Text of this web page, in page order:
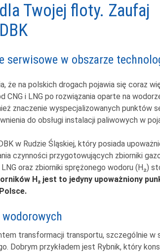
Twojej floty. Zaufaj
serwisowe w obszarze
że na polskich drogach pojawia się coraz
i LNG po rozwiązania oparte na
znaczenie wyspecjalizowanych punktów
do obsługi instalacji paliwowych w
w Rudzie Śląskiej, który posiada
czynności przygotowujących zbiorniki
oraz zbiorniki sprężonego wodoru (H₂)
H₂ jest to jedyny upoważniony
transformacji transportu, szczególnie w
Dobrym przykładem jest Rybnik, który